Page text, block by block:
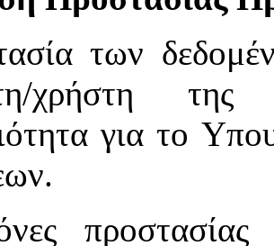
των
χρήστη
για το